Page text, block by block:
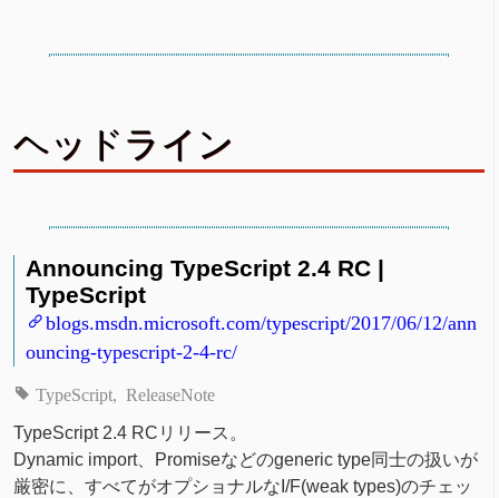
ヘッドライン
Announcing TypeScript 2.4 RC |
TypeScript
blogs.msdn.microsoft.com/typescript/2017/06/12/ann
ouncing-typescript-2-4-rc/
TypeScript ReleaseNote
TypeScript 2.4 RCリリース。
Dynamic import、Promiseなどのgeneric type同士の扱いが
厳密に、すべてがオプショナルなI/F(weak types)のチェッ